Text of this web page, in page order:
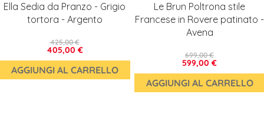
Ella Sedia da Pranzo - Grigio
tortora - Argento
405,00 €
425,00 €
AGGIUNGI AL CARRELLO
Le Brun Poltrona stile
Francese in Rovere patinato -
Avena
599,00 €
699,00 €
AGGIUNGI AL CARRELLO